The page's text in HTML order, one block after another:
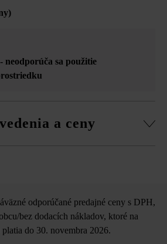
neodporúča sa použitie
a ceny
odporúčané predajné ceny s DPH,
bez dodacích nákladov, ktoré na
platia do 30. novembra 2026.